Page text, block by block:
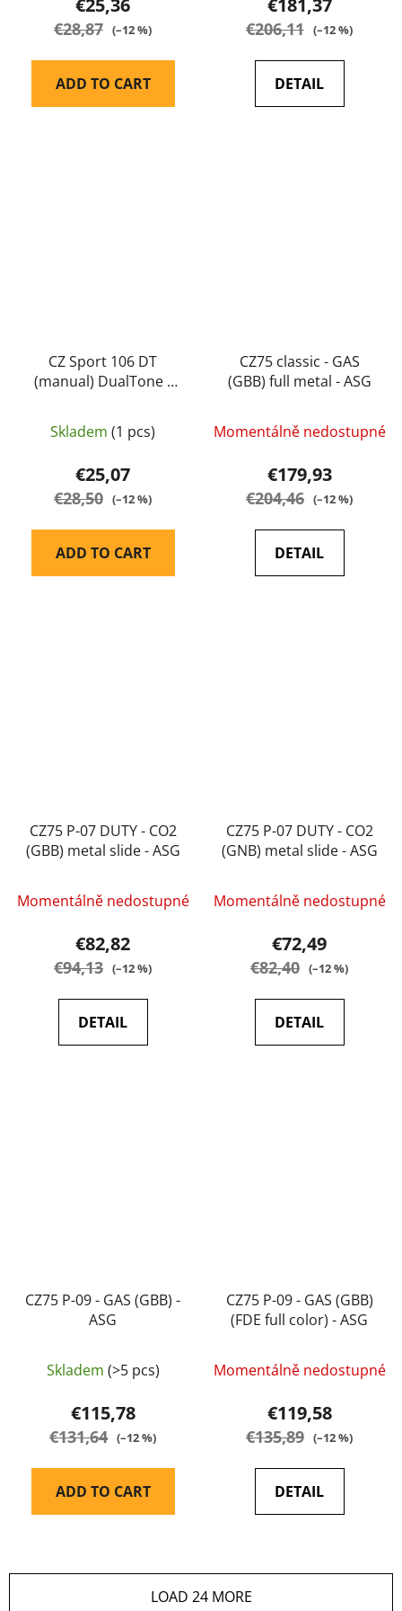
€25,36
€28,87 (–12 %)
ADD TO CART
€181,37
€206,11 (–12 %)
DETAIL
CZ Sport 106 DT
(manual) DualTone -
Skladem (1 pcs)
€25,07
€28,50 (–12 %)
ADD TO CART
CZ75 classic - GAS
(GBB) full metal - ASG
Momentálně nedostupné
€179,93
€204,46 (–12 %)
DETAIL
CZ75 P-07 DUTY - CO2
(GBB) metal slide - ASG
Momentálně nedostupné
€82,82
€94,13 (–12 %)
DETAIL
CZ75 P-07 DUTY - CO2
(GNB) metal slide - ASG
Momentálně nedostupné
€72,49
€82,40 (–12 %)
DETAIL
CZ75 P-09 - GAS (GBB) -
ASG
Skladem (>5 pcs)
€115,78
€131,64 (–12 %)
ADD TO CART
CZ75 P-09 - GAS (GBB)
(FDE full color) - ASG
Momentálně nedostupné
€119,58
€135,89 (–12 %)
DETAIL
LOAD 24 MORE